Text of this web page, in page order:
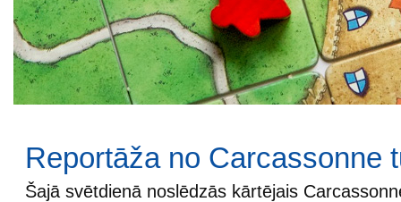
Reportāža no Carcassonne
Šajā svētdienā noslēdzās kārtējais